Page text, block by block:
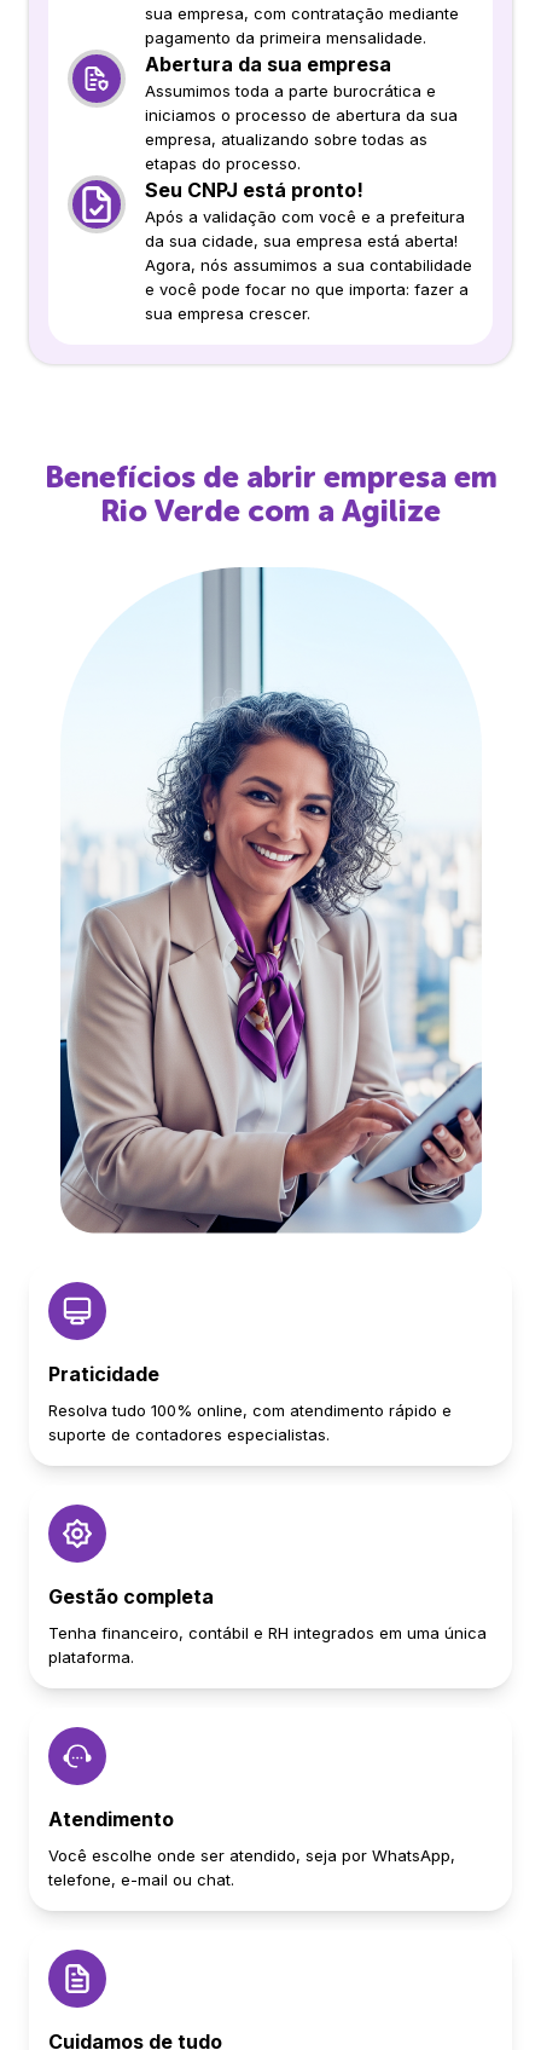
sua empresa, com contratação mediante
pagamento da primeira mensalidade.
Abertura da sua empresa
Assumimos toda a parte burocrática e
iniciamos o processo de abertura da sua
empresa, atualizando sobre todas as
etapas do processo.
Seu CNPJ está pronto!
Após a validação com você e a prefeitura
da sua cidade, sua empresa está aberta!
Agora, nós assumimos a sua contabilidade
e você pode focar no que importa: fazer a
sua empresa crescer.
Benefícios de abrir empresa em
Rio Verde com a Agilize
Praticidade
Resolva tudo 100% online, com atendimento rápido e
suporte de contadores especialistas.
Gestão completa
Tenha financeiro, contábil e RH integrados em uma única
plataforma.
Atendimento
Você escolhe onde ser atendido, seja por WhatsApp,
telefone, e-mail ou chat.
Cuidamos de tudo